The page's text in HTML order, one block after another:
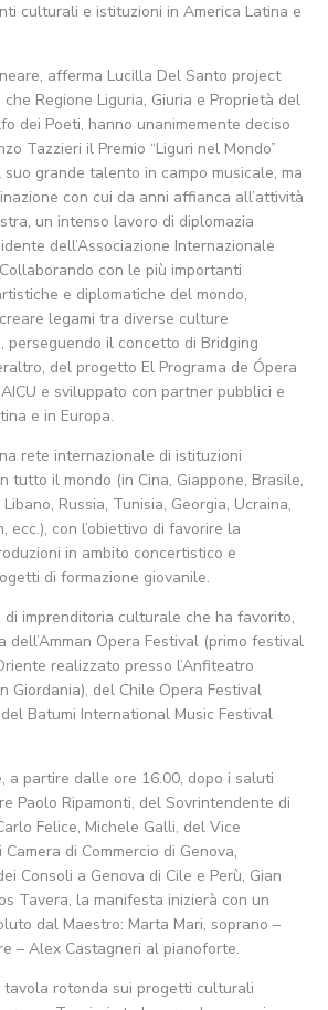
culturali e istituzioni in America Latina e
afferma Lucilla Del Santo project
che Regione Liguria, Giuria e Proprietà del
dei Poeti, hanno unanimemente deciso
Tazzieri il Premio “Liguri nel Mondo”
grande talento in campo musicale, ma
con cui da anni affianca all’attività
un intenso lavoro di diplomazia
dell’Associazione Internazionale
con le più importanti
e diplomatiche del mondo,
legami tra diverse culture
perseguendo il concetto di Bridging
del progetto El Programa de Ópera
e sviluppato con partner pubblici e
e in Europa.
rete internazionale di istituzioni
tutto il mondo (in Cina, Giappone, Brasile,
Russia, Tunisia, Georgia, Ucraina,
ecc.), con l’obiettivo di favorire la
in ambito concertistico e
di formazione giovanile.
di imprenditoria culturale che ha favorito,
Opera Festival (primo festival
realizzato presso l’Anfiteatro
Giordania), del Chile Opera Festival
Batumi International Music Festival
a partire dalle ore 16.00, dopo i saluti
Paolo Ripamonti, del Sovrintendente di
Felice, Michele Galli, del Vice
di Commercio di Genova,
Consoli a Genova di Cile e Perù, Gian
Tavera, la manifesta inizierà con un
dal Maestro: Marta Mari, soprano –
– Alex Castagneri al pianoforte.
rotonda sui progetti culturali